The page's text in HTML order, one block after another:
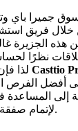
خلال فريق
هذه الجزيرة
نظرًا
Casttio
أفضل الفرص
إلى المساعدة
لإتمام صفقة ناجحة في هذا السوق الفريد.